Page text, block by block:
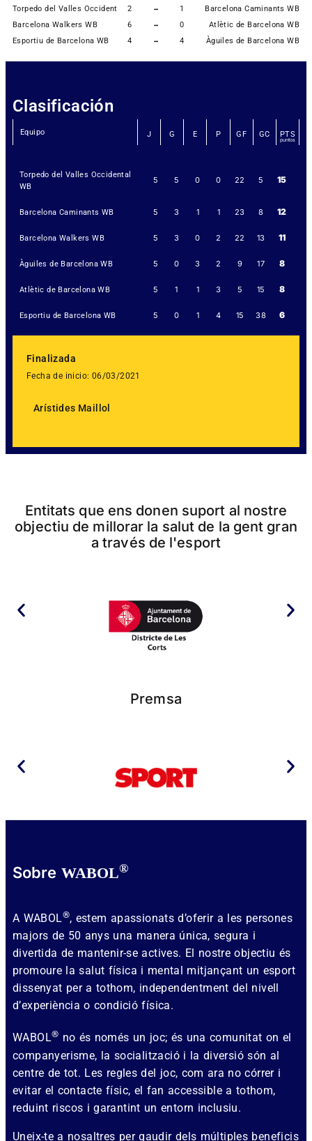
Torpedo del Valles Occidental WB
2 - 1
Barcelona Caminants WB
Barcelona Walkers WB
6 - 0
Atlètic de Barcelona WB
Esportiu de Barcelona WB
4 - 4 Àguiles de Barcelona WB
Clasificación
Equipo J G E P GF GC PTS
Torpedo del Valles Occidental
WB
5 5 0 0 22 5 15
Barcelona Caminants WB 5 3 1 1 23 8 12
Barcelona Walkers WB 5 3 0 2 22 13 11
Àguiles de Barcelona WB 5 0 3 2 9 17 8
Atlètic de Barcelona WB 5 1 1 3 5 15 8
Esportiu de Barcelona WB 5 0 1 4 15 38 6
Finalizada
Fecha de inicio: 06/03/2021
Arístides Maillol
Entitats que ens donen suport al nostre
objectiu de millorar la salut de la gent gran
a través de l'esport
Premsa
Sobre WABOL®
A WABOL®, estem apassionats d’oferir a les persones
majors de 50 anys una manera única, segura i
divertida de mantenir-se actives. El nostre objectiu és
promoure la salut física i mental mitjançant un esport
dissenyat per a tothom, independentment del nivell
d’experiència o condició física.
WABOL® no és només un joc; és una comunitat on el
companyerisme, la socialització i la diversió són al
centre de tot. Les regles del joc, com ara no córrer i
evitar el contacte físic, el fan accessible a tothom,
reduint riscos i garantint un entorn inclusiu.
Uneix-te a nosaltres per gaudir dels múltiples beneficis